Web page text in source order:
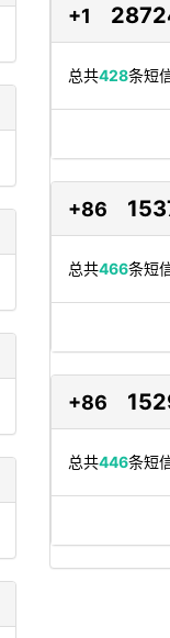
+1
总共428条短
+86
总共466条短
+86
总共446条短